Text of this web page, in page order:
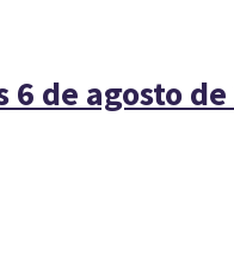
6 de agosto